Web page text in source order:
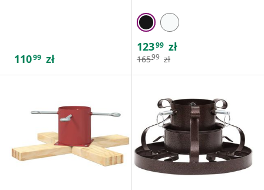
11099 zł
12399 zł
16599 zł